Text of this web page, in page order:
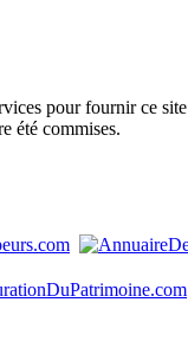
pour fournir ce site
été commises.